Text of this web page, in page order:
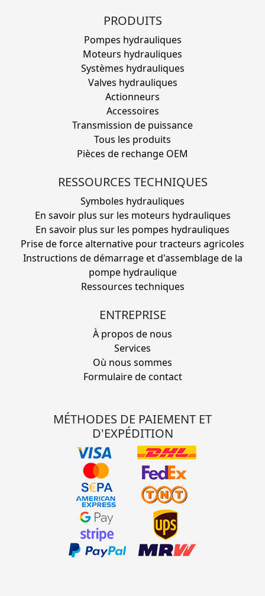
PRODUITS
Pompes hydrauliques
Moteurs hydrauliques
Systèmes hydrauliques
Valves hydrauliques
Actionneurs
Accessoires
Transmission de puissance
Tous les produits
Pièces de rechange OEM
RESSOURCES TECHNIQUES
Symboles hydrauliques
En savoir plus sur les moteurs hydrauliques
En savoir plus sur les pompes hydrauliques
Prise de force alternative pour tracteurs agricoles
Instructions de démarrage et d'assemblage de la
pompe hydraulique
Ressources techniques
ENTREPRISE
À propos de nous
Services
Où nous sommes
Formulaire de contact
MÉTHODES DE PAIEMENT ET
D'EXPÉDITION